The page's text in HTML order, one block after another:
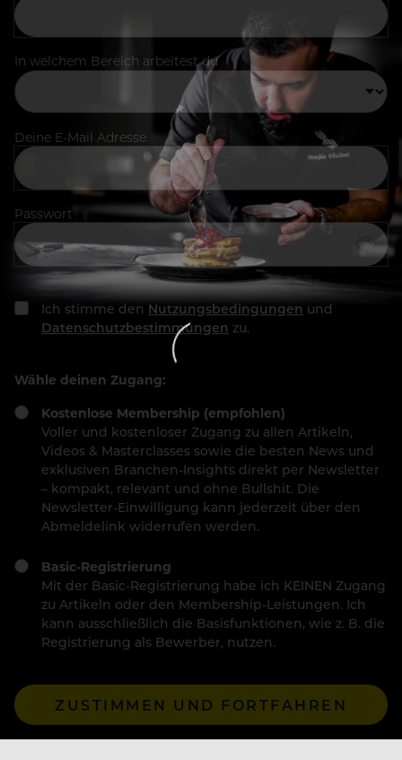
In welchem Bereich arbeitest du
Deine E-Mail Adresse
Passwort
Ich stimme den Nutzungsbedingungen und
Datenschutzbestimmungen zu.
Wähle deinen Zugang:
Kostenlose Membership (empfohlen)
Voller und kostenloser Zugang zu allen Artikeln,
Videos & Masterclasses sowie die besten News und
exklusiven Branchen-Insights direkt per Newsletter
– kompakt, relevant und ohne Bullshit. Die
Newsletter-Einwilligung kann jederzeit über den
Abmeldelink widerrufen werden.
Basic-Registrierung
Mit der Basic-Registrierung habe ich KEINEN Zugang
zu Artikeln oder den Membership-Leistungen. Ich
kann ausschließlich die Basisfunktionen, wie z. B. die
Registrierung als Bewerber, nutzen.
ZUSTIMMEN UND FORTFAHREN